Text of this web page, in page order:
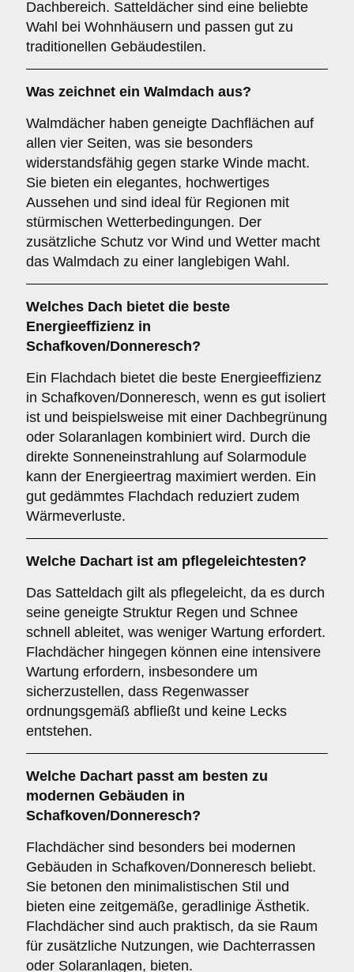
Dachbereich. Satteldächer sind eine beliebte
Wahl bei Wohnhäusern und passen gut zu
traditionellen Gebäudestilen.
Was zeichnet ein Walmdach aus?
Walmdächer haben geneigte Dachflächen auf
allen vier Seiten, was sie besonders
widerstandsfähig gegen starke Winde macht.
Sie bieten ein elegantes, hochwertiges
Aussehen und sind ideal für Regionen mit
stürmischen Wetterbedingungen. Der
zusätzliche Schutz vor Wind und Wetter macht
das Walmdach zu einer langlebigen Wahl.
Welches Dach bietet die beste
Energieeffizienz in
Schafkoven/Donneresch?
Ein Flachdach bietet die beste Energieeffizienz
in Schafkoven/Donneresch, wenn es gut isoliert
ist und beispielsweise mit einer Dachbegrünung
oder Solaranlagen kombiniert wird. Durch die
direkte Sonneneinstrahlung auf Solarmodule
kann der Energieertrag maximiert werden. Ein
gut gedämmtes Flachdach reduziert zudem
Wärmeverluste.
Welche Dachart ist am pflegeleichtesten?
Das Satteldach gilt als pflegeleicht, da es durch
seine geneigte Struktur Regen und Schnee
schnell ableitet, was weniger Wartung erfordert.
Flachdächer hingegen können eine intensivere
Wartung erfordern, insbesondere um
sicherzustellen, dass Regenwasser
ordnungsgemäß abfließt und keine Lecks
entstehen.
Welche Dachart passt am besten zu
modernen Gebäuden in
Schafkoven/Donneresch?
Flachdächer sind besonders bei modernen
Gebäuden in Schafkoven/Donneresch beliebt.
Sie betonen den minimalistischen Stil und
bieten eine zeitgemäße, geradlinige Ästhetik.
Flachdächer sind auch praktisch, da sie Raum
für zusätzliche Nutzungen, wie Dachterrassen
oder Solaranlagen, bieten.